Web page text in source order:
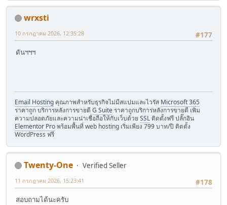
wrxsti
#177
10 กรกฎาคม 2026, 12:35:28
ดันฯฯฯ
Email Hosting คุณภาพสำหรับธุรกิจไม่มีสแปมและไวรัส Microsoft 365
ราคาถูก บริการหลังการขายดี G Suite ราคาถูกบริการหลังการขายดี เพิ่ม
ความปลอดภัยและความน่าเชื่อถือให้กับเว็บด้วย SSL ติดตั้งฟรี ปลั๊กอิน
Elementor Proพร้อมพื้นที่ web hosting เริ่มเพียง 799 บาท/ปี ติดตั้ง
WordPress ฟรี
Twenty-One
Verified Seller
#178
11 กรกฎาคม 2026, 15:23:41
สอบถามได้นะครับ